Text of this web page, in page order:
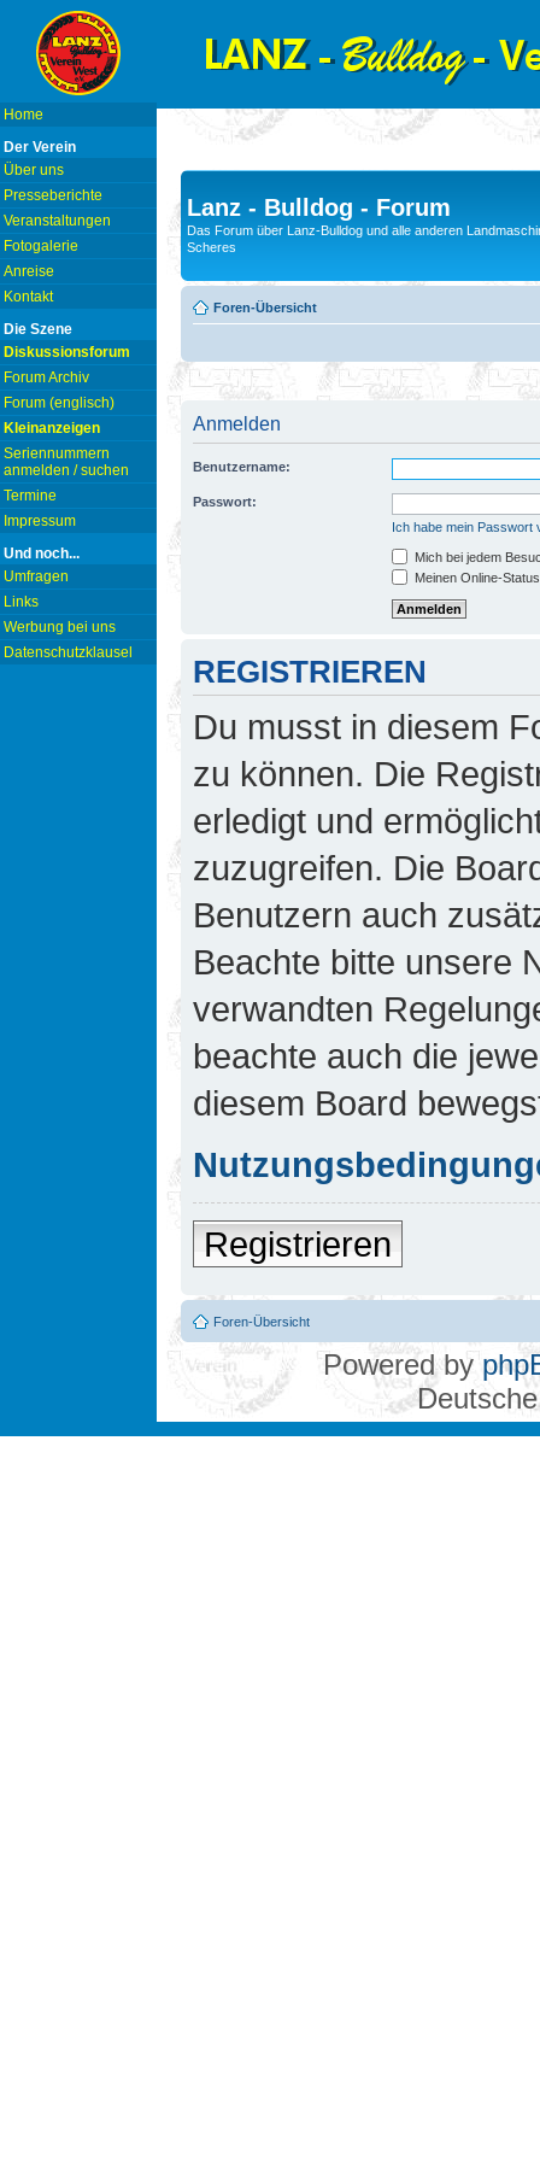
Home
Der Verein
Über uns
Presseberichte
Veranstaltungen
Fotogalerie
Anreise
Kontakt
Die Szene
Diskussionsforum
Forum Archiv
Forum (englisch)
Kleinanzeigen
Seriennummern
anmelden / suchen
Termine
Impressum
Und noch...
Umfragen
Links
Werbung bei uns
Datenschutzklausel
Lanz - Bulldog - Forum
Das Forum über Lanz-Bulldog und alle anderen
Scheres
Foren-Übersicht
Anmelden
Benutzername:
Passwort:
Ich habe mein Passwort
Mich bei jedem
Meinen Online-
REGISTRIEREN
Du musst in diesem
zu können. Die
erledigt und
zuzugreifen. Die
Benutzern auch
Beachte bitte unsere
verwandten
beachte auch die
diesem Board
Registrieren
Foren-Übersicht
Powered by